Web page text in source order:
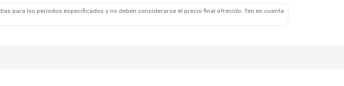
para los periodos especificados y no deben considerarse el precio final ofrecido. Ten en cuenta